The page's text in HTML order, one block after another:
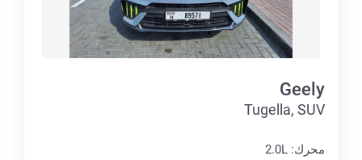
Geely
Tugella, SUV
محرك: 2.0L